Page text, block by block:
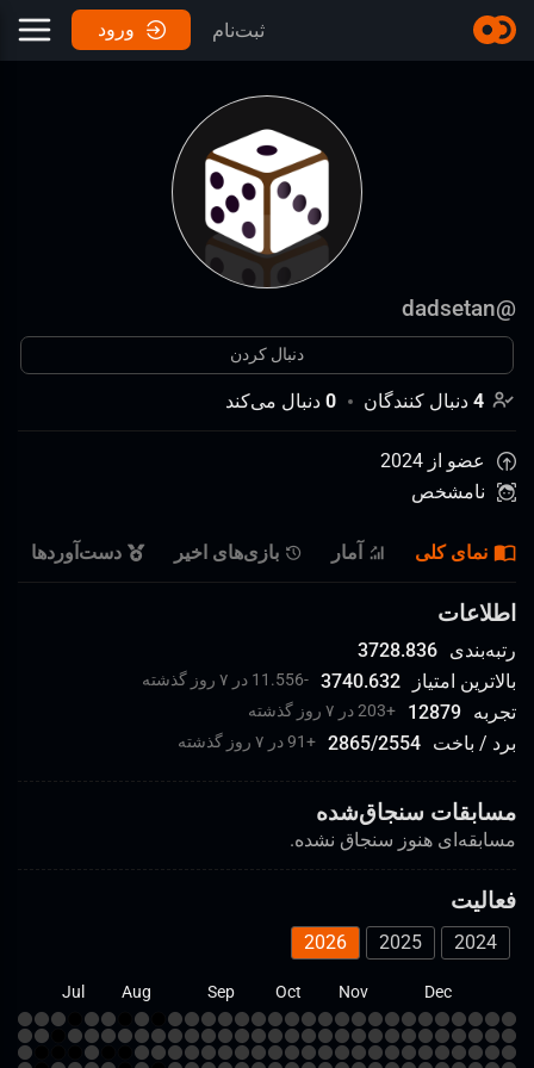
ثبت‌نام ورود
@
dadsetan
دنبال کردن
4 دنبال کنندگان 0 دنبال می‌کند
عضو از 2024
نامشخص
نمای کلی آمار بازی‌های اخیر دست‌آورد‌ها
اطلاعات
رتبه‌بندی 3728.836
بالاترین امتیاز
3740.632 -11.556 در ۷ روز گذشته
تجربه 12879
+203 در ۷ روز گذشته
برد / باخت 2865/2554
+91 در ۷ روز گذشته
مسابقات سنجاق‌شده
مسابقه‌ای هنوز سنجاق نشده.
فعالیت
2024
2025
2026
Jul Aug Sep Oct Nov Dec